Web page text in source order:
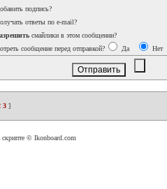
подпись?
ответы по e-mail?
смайлики в этом сообщении?
сообщение перед отправкой?
Да Нет
3 ]
скрипте © Ikonboard.com